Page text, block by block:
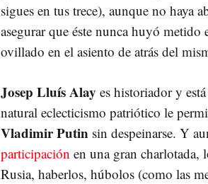
sigues en tus trece), aunque no haya
asegurar que éste nunca huyó
ovillado en el asiento de atrás del
Josep Lluís Alay es historiador y
natural eclecticismo patriótico le
Vladimir Putin sin despeinarse. Y
participación en una gran charlotada,
Rusia, haberlos, húbolos (como las